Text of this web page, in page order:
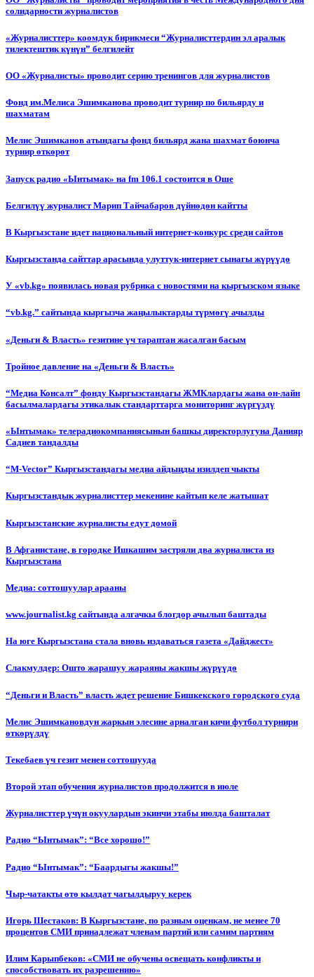
солидарности журналистов
«Журналисттер» коомдук бирикмеси “Журналисттердин эл аралык
тилектештик күнүн” белгилейт
ОО «Журналисты» проводит серию тренингов для журналистов
Фонд им.Мелиса Эшимканова проводит турнир по бильярду и
шахматам
Мелис Эшимканов атындагы фонд бильярд жана шахмат боюнча
турнир өткөрөт
Запуск радио «Ынтымак» на fm 106.1 состоится в Оше
Белгилүү журналист Марип Тайчабаров дүйнөдөн кайтты
В Кыргызстане идет национальный интернет-конкурс среди сайтов
Кыргызстанда сайттар арасында улуттук-интернет сынагы жүрүүдө
У «vb.kg» появилась новая рубрика с новостями на кыргызском языке
“vb.kg.” сайтында кыргызча жаңылыктарды түрмөгү ачылды
«Деньги & Власть» гезитине үч тараптан жасалган басым
Тройное давление на «Деньги & Власть»
“Медиа Консалт” фонду Кыргызстандагы ЖМКлардагы жана он-лайн
басылмалардагы этикалык стандарттарга мониторинг жүргүздү
«Ынтымак» телерадиокомпаниясынын башкы директорлугуна Данияр
Садиев тандалды
“М-Vector” Кыргызстандагы медиа айдыңды изилдеп чыкты
Кыргызстандык журналисттер мекенине кайтып келе жатышат
Кыргызстанские журналисты едут домой
В Афганистане, в городке Ишкашим застряли два журналиста из
Кыргызстана
Медиа: соттошуулар арааны
www.journalist.kg сайтында алгачкы блогдор ачылып баштады
На юге Кыргызстана стала вновь издаваться газета «Дайджест»
Слакмулдер: Ошто жарашуу жараяны жакшы жүрүүдө
“Деньги и Власть” власть ждет решение Бишкекского городского суда
Мелис Эшимкановдун жаркын элесине арналган кичи футбол турнири
өткөрүлдү
Текебаев үч гезит менен соттошууда
Второй этап обучения журналистов продолжится в июле
Журналисттер үчүн окуулардын экинчи этабы июлда башталат
Радио “Ынтымак”: “Все хорошо!”
Радио “Ынтымак”: “Баардыгы жакшы!”
Чыр-чатакты өтө кылдат чагылдыруу керек
Игорь Шестаков: В Кыргызстане, по разным оценкам, не менее 70
процентов СМИ принадлежат членам партий или самим партиям
Илим Карыпбеков: «СМИ не обучены освещать конфликты и
способствовать их разрешению»